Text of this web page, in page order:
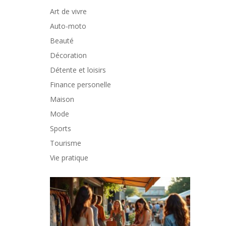
Art de vivre
Auto-moto
Beauté
Décoration
Détente et loisirs
Finance personelle
Maison
Mode
Sports
Tourisme
Vie pratique